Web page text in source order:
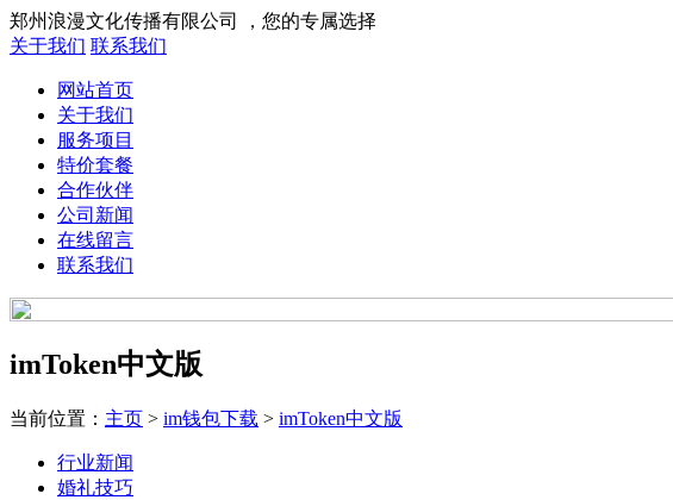
郑州浪漫文化传播有限公司 ，您的专属选择
关于我们 联系我们
网站首页
关于我们
服务项目
特价套餐
合作伙伴
公司新闻
在线留言
联系我们
imToken中文版
当前位置： 主页 > im钱包下载 > imToken中文版
行业新闻
婚礼技巧